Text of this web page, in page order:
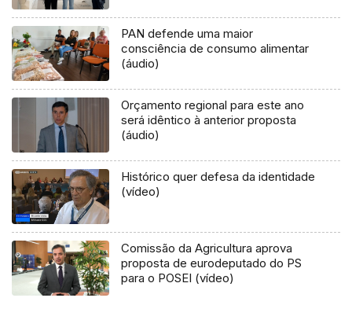
PAN defende uma maior
consciência de consumo alimentar
(áudio)
Orçamento regional para este ano
será idêntico à anterior proposta
(áudio)
Histórico quer defesa da identidade
(vídeo)
Comissão da Agricultura aprova
proposta de eurodeputado do PS
para o POSEI (vídeo)